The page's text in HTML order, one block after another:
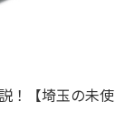
！【埼玉の未使